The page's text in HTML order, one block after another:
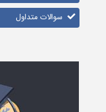
سوالات متداول